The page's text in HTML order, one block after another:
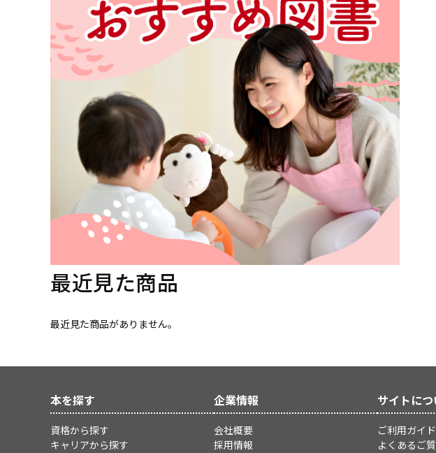
最近見た商品
最近見た商品がありません。
本を探す
資格から探す
キャリアから探す
企業情報
会社概要
採用情報
サイトに
ご利用ガイド
よくあるご